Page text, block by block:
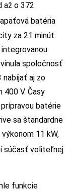
až o 372
batéria
za 21 minút.
spoločnosť
nabíjať aj zo
V. Časy
batérie
sa štandardne
11 kW,
súčasť voliteľnej
funkcie